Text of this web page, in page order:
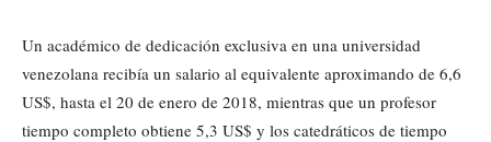
Un académico de dedicación exclusiva en una universidad
venezolana recibía un salario al equivalente aproximando de 6,6
US$, hasta el 20 de enero de 2018, mientras que un profesor
tiempo completo obtiene 5,3 US$ y los catedráticos de tiempo